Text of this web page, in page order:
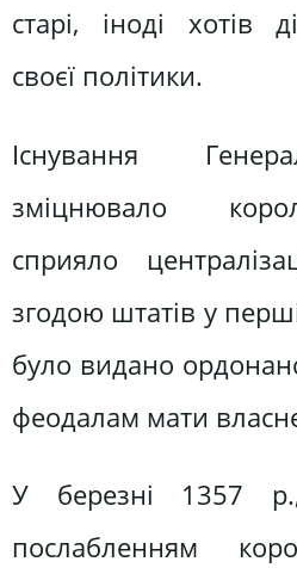
старі, іноді хотів
своєї політики.
Існування
зміцнювало
сприяло
згодою штатів у
було видано
феодалам мати
У березні 1357 р.,
послабленням